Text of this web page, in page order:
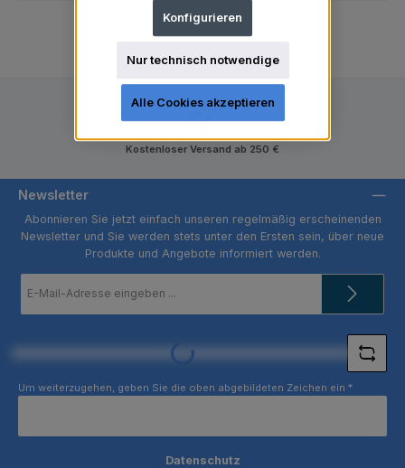
Kostenloser Versand ab 250 €
Newsletter
Abonnieren Sie jetzt einfach unseren regelmäßig erscheinenden
Newsletter und Sie werden stets unter den Ersten sein, über neue
Produkte und Angebote informiert werden.
Mail-
Loading...
Um weiterzugehen, geben Sie die oben abgebildeten Zeichen ein *
Datenschutz
Nur technisch notwendige
Konfigurieren
Alle Cookies akzeptieren